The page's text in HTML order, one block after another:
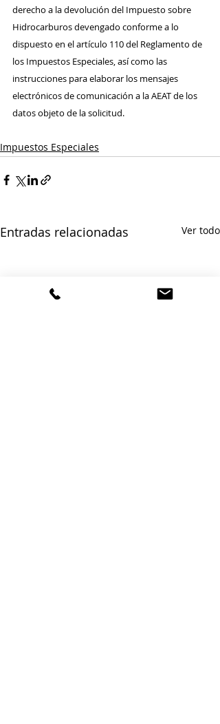
derecho a la devolución del Impuesto sobre
Hidrocarburos devengado conforme a lo
dispuesto en el artículo 110 del Reglamento de
los Impuestos Especiales, así como las
instrucciones para elaborar los mensajes
electrónicos de comunicación a la AEAT de los
datos objeto de la solicitud.
Impuestos Especiales
Entradas relacionadas Ver todo